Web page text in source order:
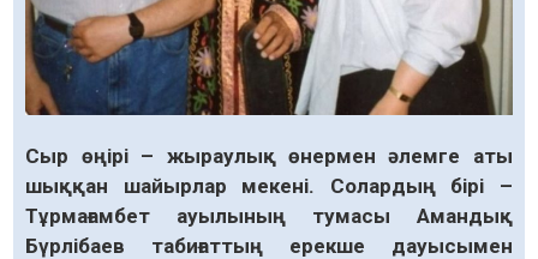
Сыр өңірі – жыраулық өнермен әлемге аты
шыққан шайырлар мекені. Солардың бірі –
Тұрмағамбет ауылының тумасы Амандық
Бүрлібаев табиғаттың ерекше дауысымен